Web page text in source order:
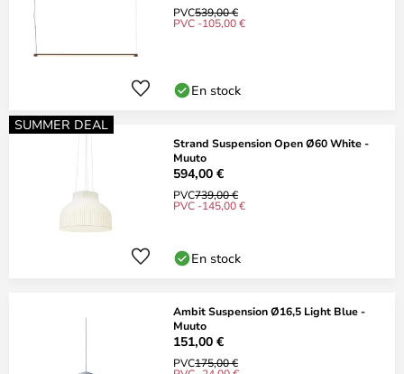
PVC539,00 €
PVC -105,00 €
En stock
SUMMER DEAL
Strand Suspension Open Ø60 White -
Muuto
594,00 €
PVC739,00 €
PVC -145,00 €
En stock
Ambit Suspension Ø16,5 Light Blue -
Muuto
151,00 €
PVC175,00 €